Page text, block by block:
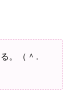
。（＾.